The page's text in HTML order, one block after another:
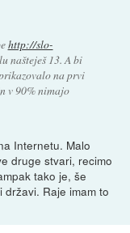
http://slo-
našteješ 13. A bi
na prvi
v 90% nimajo
Internetu. Malo
druge stvari, recimo
tako je, še
Raje imam to